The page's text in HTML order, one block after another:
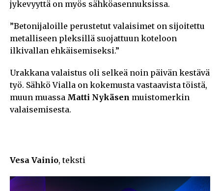
jykevyyttä on myös sähköasennuksissa.
”Betonijaloille perustetut valaisimet on sijoitettu
metalliseen pleksillä suojattuun koteloon
ilkivallan ehkäisemiseksi.”
Urakkana valaistus oli selkeä noin päivän kestävä
työ. Sähkö Vialla on kokemusta vastaavista töistä,
muun muassa Matti Nykäsen muistomerkin
valaisemisesta.
Vesa Vainio, teksti